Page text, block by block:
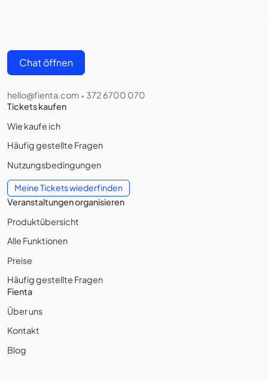
Chat öffnen
hello@fienta.com • 372 6700 070
Tickets kaufen
Wie kaufe ich
Häufig gestellte Fragen
Nutzungsbedingungen
Meine Tickets wiederfinden
Veranstaltungen organisieren
Produktübersicht
Alle Funktionen
Preise
Häufig gestellte Fragen
Fienta
Über uns
Kontakt
Blog